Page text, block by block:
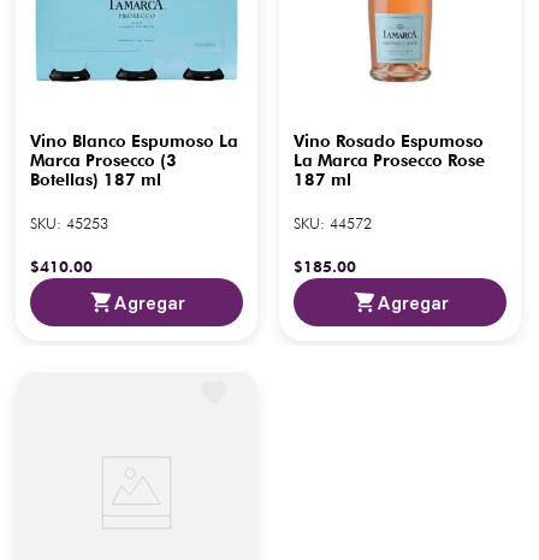
Vino Blanco Espumoso La
Marca Prosecco (3
Botellas) 187 ml
SKU: 45253
$410.00
Agregar
Vino Rosado Espumoso
La Marca Prosecco Rose
187 ml
SKU: 44572
$185.00
Agregar